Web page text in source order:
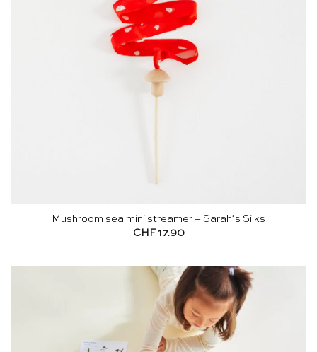
Mushroom sea mini streamer – Sarah’s Silks
CHF17.90